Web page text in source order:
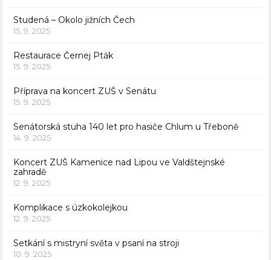
Studená – Okolo jižních Čech
15. 9. 2025
Restaurace Černej Pták
15. 9. 2025
Příprava na koncert ZUŠ v Senátu
15. 9. 2025
Senátorská stuha 140 let pro hasiče Chlum u Třeboně
14. 9. 2025
Koncert ZUŠ Kamenice nad Lipou ve Valdštejnské
zahradě
12. 9. 2025
Komplikace s úzkokolejkou
12. 9. 2025
Setkání s mistryní světa v psaní na stroji
10. 9. 2025